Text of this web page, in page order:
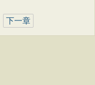
下一章